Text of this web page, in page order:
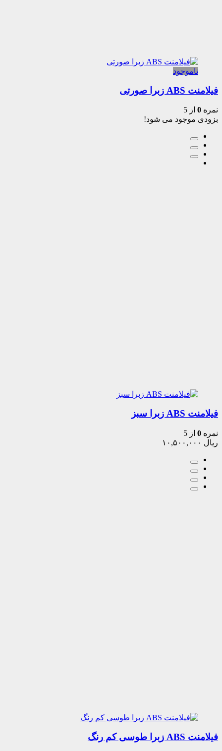
ناموجود
فیلامنت ABS زبرا صورتی
نمره 0 از 5
بزودی موجود می شود!
فیلامنت ABS زبرا سبز
نمره 0 از 5
ریال
فیلامنت ABS زبرا طوسی کم رنگ